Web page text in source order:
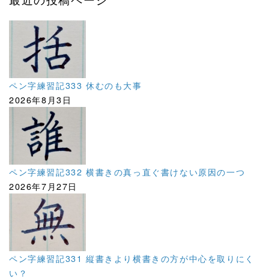
ペン字練習記333 休むのも大事
2026年8月3日
ペン字練習記332 横書きの真っ直ぐ書けない原因の一つ
2026年7月27日
ペン字練習記331 縦書きより横書きの方が中心を取りにく
い？